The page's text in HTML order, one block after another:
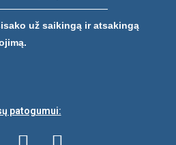
už saikingą ir atsakingą
patogumui: